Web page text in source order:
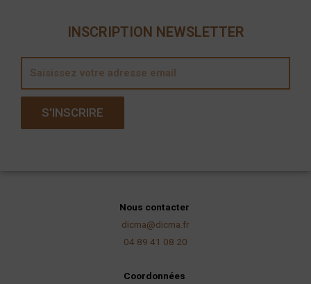
INSCRIPTION NEWSLETTER
a
S'INSCRIRE
Nous contacter
dicma@dicma.fr
04 89 41 08 20
Coordonnées